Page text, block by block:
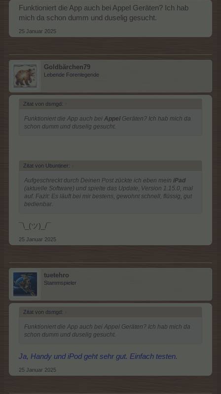
Funktioniert die App auch bei Appel Geräten? Ich hab
mich da schon dumm und duselig gesucht.
25 Januar 2025
Goldbärchen79
Lebende Forenlegende
Zitat von dsmgd: ↑
Funktioniert die App auch bei Appel Geräten? Ich hab mich da
schon dumm und duselig gesucht.
Zitat von Ubuntiner: ↑
Aufgeschreckt durch Deinen Post zückte ich eben mein iPad
(aktuelle Software) und spielte das Update, Version 1.15.0, mal
auf. Fazit: Es läuft bei mir bestens, gewohnt schnell, flüssig, gut
bedienbar.
¯\_(ツ)_/¯
25 Januar 2025
tuetehro
Stammspieler
Zitat von dsmgd: ↑
Funktioniert die App auch bei Appel Geräten? Ich hab mich da
schon dumm und duselig gesucht.
Ja, Handy und iPod geht sehr gut. Einfach testen.
25 Januar 2025